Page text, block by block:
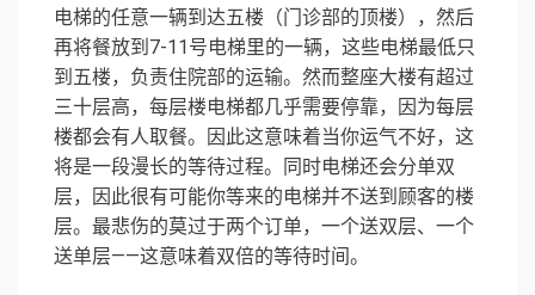
电梯的任意一辆到达五楼（门诊部的顶楼），然后
再将餐放到7-11号电梯里的一辆，这些电梯最低只
到五楼，负责住院部的运输。然而整座大楼有超过
三十层高，每层楼电梯都几乎需要停靠，因为每层
楼都会有人取餐。因此这意味着当你运气不好，这
将是一段漫长的等待过程。同时电梯还会分单双
层，因此很有可能你等来的电梯并不送到顾客的楼
层。最悲伤的莫过于两个订单，一个送双层、一个
送单层——这意味着双倍的等待时间。